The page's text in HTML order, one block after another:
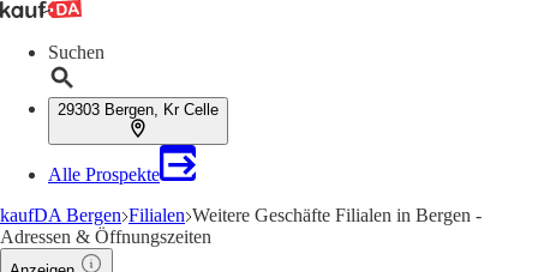
Suchen
29303 Bergen, Kr Celle
Alle Prospekte
kaufDA Bergen Filialen Weitere Geschäfte Filialen in Bergen -
Adressen & Öffnungszeiten